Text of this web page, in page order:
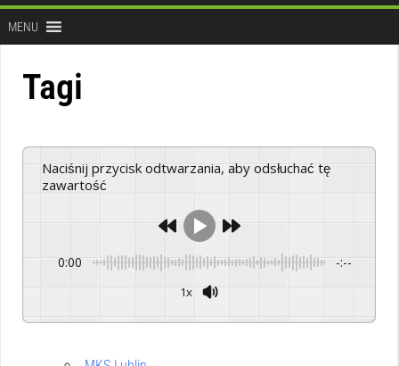
MENU
Tagi
Naciśnij przycisk odtwarzania, aby odsłuchać tę
zawartość
0:00 -:--
1x